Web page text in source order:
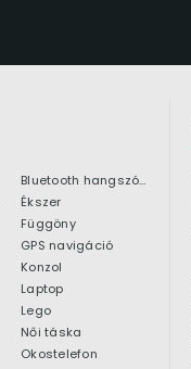
Bluetooth hangszóró
Ékszer
Függöny
GPS navigáció
Konzol
Laptop
Lego
Női táska
Okostelefon